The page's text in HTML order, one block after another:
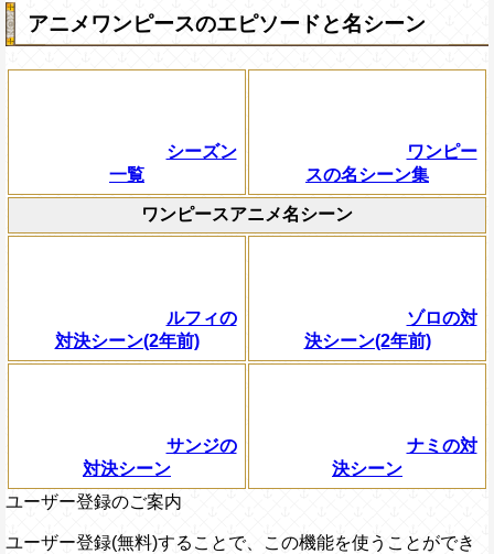
アニメワンピースのエピソードと名シーン
シーズン
一覧
ワンピー
スの名シーン集
ワンピースアニメ名シーン
ルフィの
対決シーン(2年前)
ゾロの対
決シーン(2年前)
サンジの
対決シーン
ナミの対
決シーン
ユーザー登録のご案内
ユーザー登録(無料)することで、この機能を使うことができ